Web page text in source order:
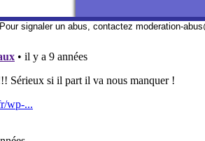
Pour signaler un abus, contactez moderation-